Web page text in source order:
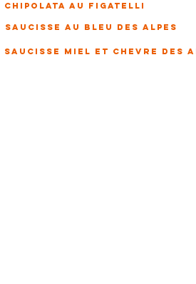
CHIPOLATA AU FIGATELLI
SAUCISSE AU BLEU DES ALPES
SAUCISSE MIEL ET CHEVRE DES